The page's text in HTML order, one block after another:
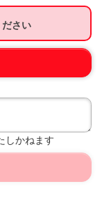
さい
しかねます